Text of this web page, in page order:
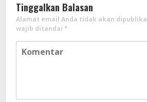
Tinggalkan Balasan
Alamat email Anda tidak akan
wajib ditandai *